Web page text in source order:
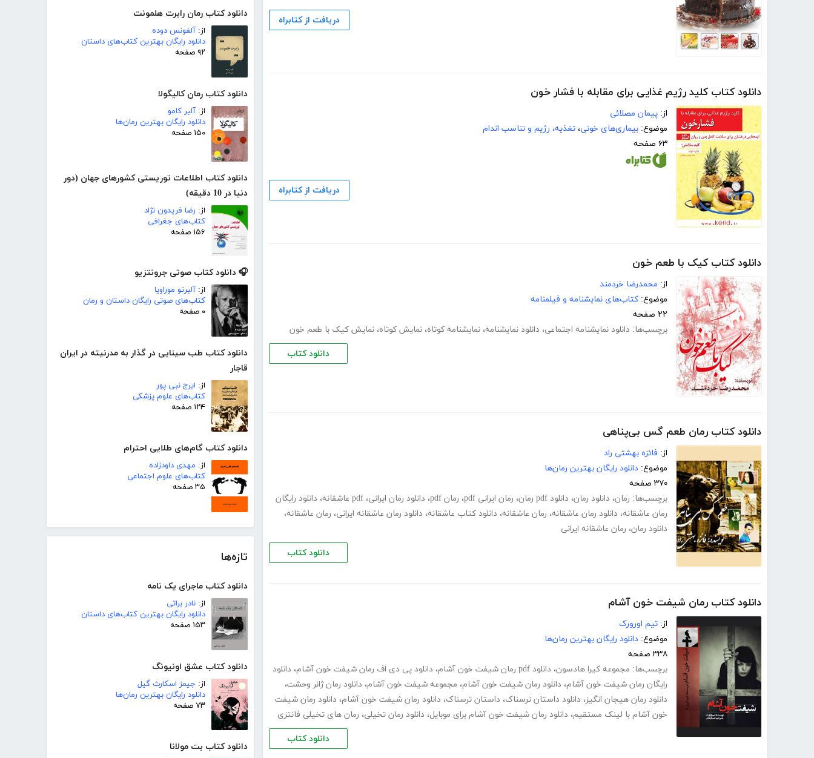
دانلود کتاب رمان رابرت هلمونت
از: آلفونس دوده
دانلود رایگان بهترین کتاب‌های داستان
۹۲ صفحه
دانلود کتاب رمان کالیگولا
از: آلبر کامو
دانلود رایگان بهترین رمان‌ها
۱۵۰ صفحه
دانلود کتاب اطلاعات توریستی کشورهای جهان (دور
دنیا در 10 دقیقه)
از: رضا فریدون نژاد
کتاب‌های جغرافی
۱۵۶ صفحه
🎧 دانلود کتاب صوتی جرونتزیو
از: آلبرتو موراویا
کتاب‌های صوتی رایگان داستان و رمان
۰ صفحه
دانلود کتاب طب سینایی در گذار به مدرنیته در ایران
قاجار
از: ایرج نبی پور
کتاب‌های علوم پزشکی
۱۲۴ صفحه
دانلود کتاب گام‌های طلایی احترام
از: مهدی داودزاده
کتاب‌های علوم اجتماعی
۳۵ صفحه
تازه‌ها
دانلود کتاب ماجرای یک نامه
از: نادر براتی
دانلود رایگان بهترین کتاب‌های داستان
۱۵۳ صفحه
دانلود کتاب عشق اونیونگ
از: جیمز اسکارث گیل
دانلود رایگان بهترین رمان‌ها
۷۳ صفحه
دانلود کتاب بت مولانا
دریافت از کتابراه
دانلود کتاب کلید رژیم غذایی برای مقابله با فشار خون
از: پیمان مصلائی
موضوع: بیماری‌های خونی، تغذیه، رژیم و تناسب اندام
۶۳ صفحه
دریافت از کتابراه
دانلود کتاب کیک با طعم خون
از: محمدرضا خردمند
موضوع: کتاب‌های نمایشنامه و فیلمنامه
۲۲ صفحه
برچسب‌ها: دانلود نمایشنامه اجتماعی، دانلود نمایشنامه، نمایشنامه کوتاه، نمایش کوتاه، نمایش کیک با طعم خون
دانلود کتاب
دانلود کتاب رمان طعم گس بی‌پناهی
از: فائزه بهشتی راد
موضوع: دانلود رایگان بهترین رمان‌ها
۳۷۰ صفحه
برچسب‌ها: رمان، دانلود رمان، دانلود pdf رمان ، رمان ایرانی pdf ، رمان pdf ، دانلود رمان ایرانی، pdf عاشقانه ، دانلود رایگان
رمان عاشقانه، دانلود رمان عاشقانه، رمان عاشقانه، دانلود کتاب عاشقانه، دانلود رمان عاشقانه ایرانی، رمان عاشقانه،
دانلود رمان، رمان عاشقانه ایرانی
دانلود کتاب
دانلود کتاب رمان شیفت خون آشام
از: تیم اورورک
موضوع: دانلود رایگان بهترین رمان‌ها
۳۳۸ صفحه
برچسب‌ها: مجموعه کیرا هادسون، دانلود pdf رمان شیفت خون آشام ، دانلود پی دی اف رمان شیفت خون آشام، دانلود
رایگان رمان شیفت خون آشام، دانلود رمان شیفت خون آشام، مجموعه شیفت خون آشام، دانلود رمان ژانر وحشت،
دانلود رمان هیجان انگیز، دانلود داستان ترسناک، داستان ترسناک، دانلود رمان شیفت خون آشام، دانلود رمان شیفت
خون آشام با لینک مستقیم، دانلود رمان شیفت خون آشام برای موبایل، دانلود رمان تخیلی، رمان های تخیلی فانتزی
دانلود کتاب